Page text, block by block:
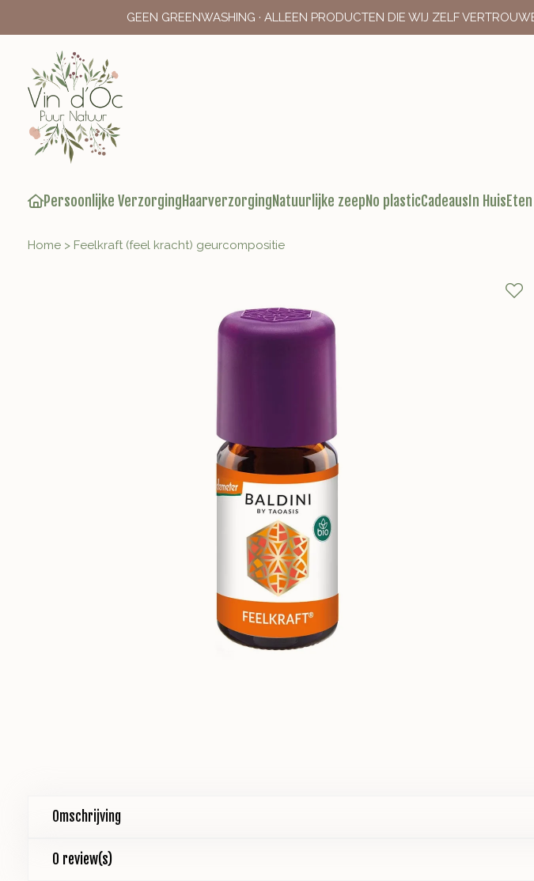
GEEN GREENWASHING · ALLEEN PRODUCTEN DIE WIJ ZELF
Persoonlijke VerzorgingHaarverzorgingNatuurlijke zeepNo plasticCadeaus In Huis
Home > Feelkraft (feel kracht) geurcompositie
Omschrijving
0 review(s)